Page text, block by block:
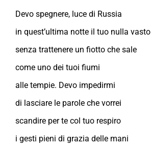
Devo spegnere, luce di Russia
in quest’ultima notte il tuo nulla vasto
senza trattenere un fiotto che sale
come uno dei tuoi fiumi
alle tempie. Devo impedirmi
di lasciare le parole che vorrei
scandire per te col tuo respiro
i gesti pieni di grazia delle mani